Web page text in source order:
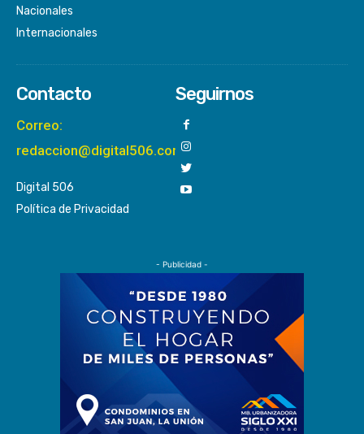
Nacionales
Internacionales
Contacto
Correo:
redaccion@digital506.com
Digital 506
Política de Privacidad
Seguirnos
- Publicidad -